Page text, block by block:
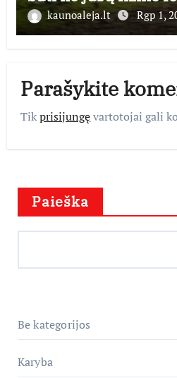
kaunoaleja.lt Rgp 1,
Parašykite
Tikprisijungęvartotojai gali
Paieška
Be kategorijos
Karyba